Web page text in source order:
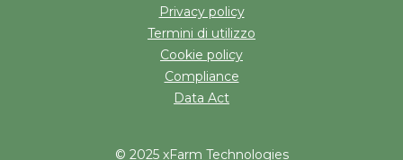
Privacy policy
Termini di utilizzo
Cookie policy
Compliance
Data Act
© 2025 xFarm Technologies